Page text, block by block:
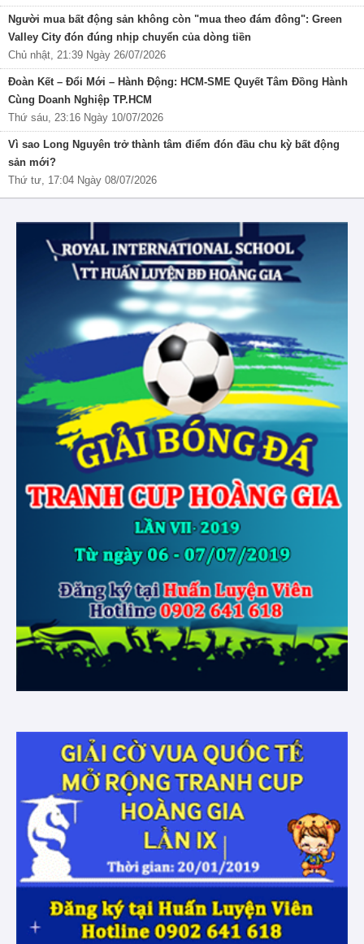
Người mua bất động sản không còn "mua theo đám đông": Green
Valley City đón đúng nhịp chuyển của dòng tiền
Chủ nhật, 21:39 Ngày 26/07/2026
Đoàn Kết – Đổi Mới – Hành Động: HCM-SME Quyết Tâm Đồng Hành
Cùng Doanh Nghiệp TP.HCM
Thứ sáu, 23:16 Ngày 10/07/2026
Vì sao Long Nguyên trở thành tâm điểm đón đầu chu kỳ bất động
sản mới?
Thứ tư, 17:04 Ngày 08/07/2026